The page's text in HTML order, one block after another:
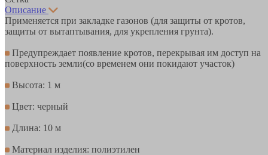
Описание
Применяется при закладке газонов (для защиты от кротов,
защиты от вытаптывания, для укрепления грунта).
Предупреждает появление кротов, перекрывая им доступ на
поверхность земли(со временем они покидают участок)
Высота: 1 м
Цвет: черный
Длина: 10 м
Материал изделия: полиэтилен